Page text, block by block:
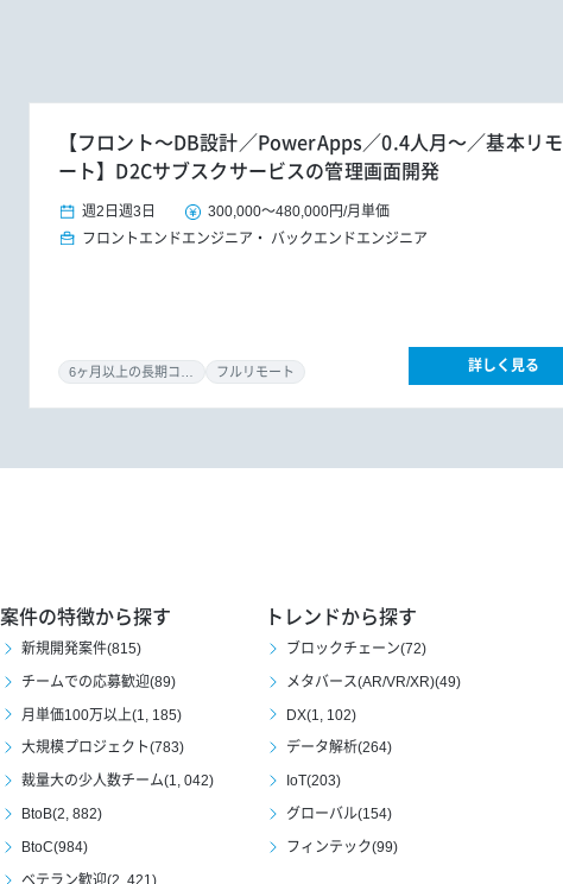
【フロント～DB設計／PowerApps／0.4人月～／基本リモ
ート】D2Cサブスクサービスの管理画面開発
週2日 週3日 300,000～480,000円/月単価
フロントエンドエンジニア
バックエンドエンジニア
フルリモート 詳しく見る
案件の特徴から探す
新規開発案件(815)
チームでの応募歓迎(89)
月単価100万以上(1, 185)
大規模プロジェクト(783)
裁量大の少人数チーム(1, 042)
BtoB(2, 882)
BtoC(984)
ベテラン歓迎(2, 421)
トレンドから探す
ブロックチェーン(72)
メタバース(AR/VR/XR)(49)
DX(1, 102)
データ解析(264)
IoT(203)
グローバル(154)
フィンテック(99)